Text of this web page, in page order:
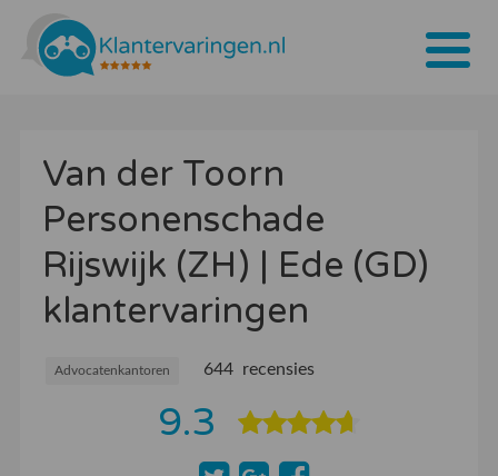
Tarieven
Bedrijven
Over ons
Blogs
Contact
Bedrijf aanmelden
Van der Toorn
Personenschade
Rijswijk (ZH) | Ede (GD)
klantervaringen
Advocatenkantoren 644 recensies
9.3